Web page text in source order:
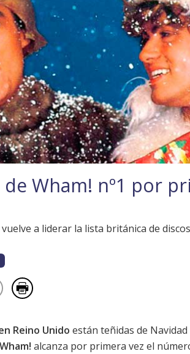
Wham! nº1 por
a liderar la lista británica de
Reino Unido están teñidas de
alcanza por primera vez el